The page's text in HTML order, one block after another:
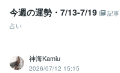
今週の運勢・7/13-7/19
記事
占い
神海Kamiu
2026/07/12 15:15